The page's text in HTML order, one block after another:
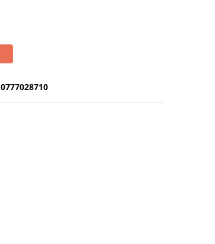
0777028710